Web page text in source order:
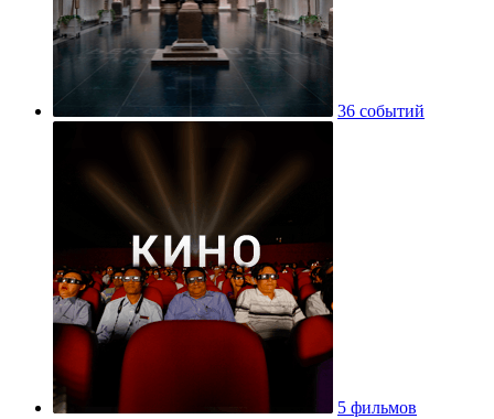
36 событий
5 фильмов